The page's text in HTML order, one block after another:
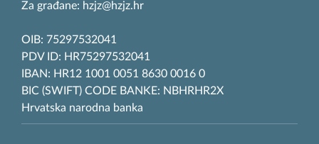
Za građane: hzjz@hzjz.hr
OIB: 75297532041
PDV ID: HR75297532041
IBAN: HR12 1001 0051 8630 0016 0
BIC (SWIFT) CODE BANKE: NBHRHR2X
Hrvatska narodna banka